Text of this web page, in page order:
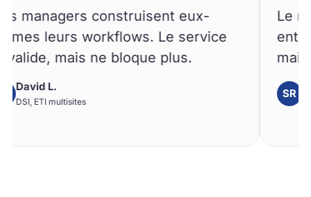
construisent eux-
workflows. Le service
mais ne bloque plus.
L.
multisites
Le
entre
Sonia R.
Directrice